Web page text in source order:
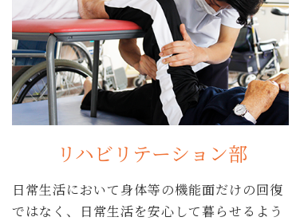
リハビリテーション部
日常生活において身体等の機能面だけの回復
ではなく、日常生活を安心して暮らせるよう